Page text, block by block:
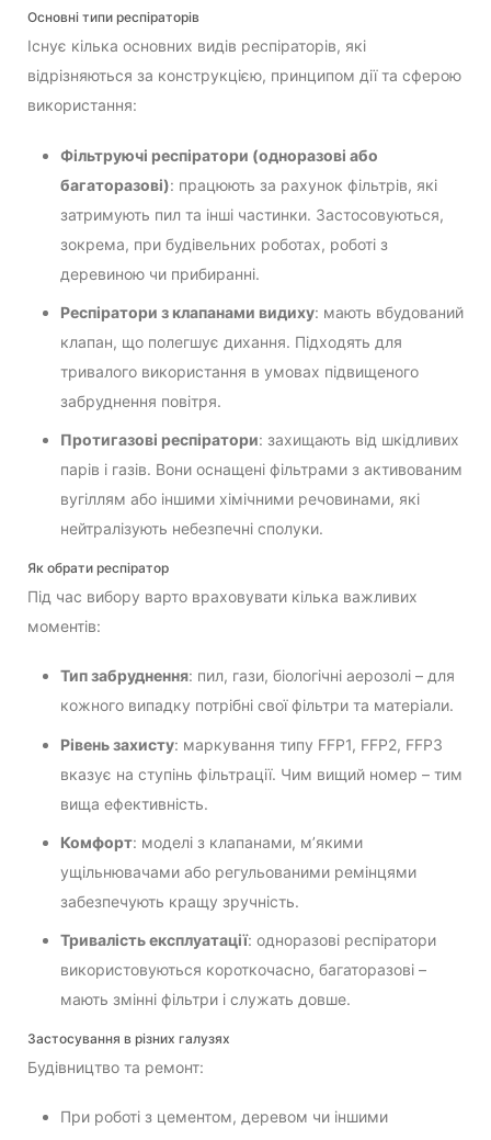
Основні типи респіраторів
Існує кілька основних видів респіраторів, які
відрізняються за конструкцією, принципом дії та сферою
використання:
Фільтруючі респіратори (одноразові або
багаторазові): працюють за рахунок фільтрів, які
затримують пил та інші частинки. Застосовуються,
зокрема, при будівельних роботах, роботі з
деревиною чи прибиранні.
Респіратори з клапанами видиху: мають вбудований
клапан, що полегшує дихання. Підходять для
тривалого використання в умовах підвищеного
забруднення повітря.
Протигазові респіратори: захищають від шкідливих
парів і газів. Вони оснащені фільтрами з активованим
вугіллям або іншими хімічними речовинами, які
нейтралізують небезпечні сполуки.
Як обрати респіратор
Під час вибору варто враховувати кілька важливих
моментів:
Тип забруднення: пил, гази, біологічні аерозолі – для
кожного випадку потрібні свої фільтри та матеріали.
Рівень захисту: маркування типу FFP1, FFP2, FFP3
вказує на ступінь фільтрації. Чим вищий номер – тим
вища ефективність.
Комфорт: моделі з клапанами, м’якими
ущільнювачами або регульованими ремінцями
забезпечують кращу зручність.
Тривалість експлуатації: одноразові респіратори
використовуються короткочасно, багаторазові –
мають змінні фільтри і служать довше.
Застосування в різних галузях
Будівництво та ремонт:
При роботі з цементом, деревом чи іншими